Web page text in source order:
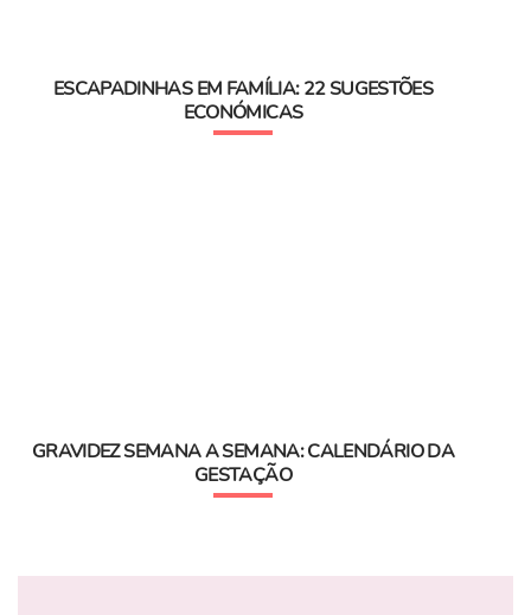
ESCAPADINHAS EM FAMÍLIA: 22 SUGESTÕES
ECONÓMICAS
GRAVIDEZ SEMANA A SEMANA: CALENDÁRIO DA
GESTAÇÃO